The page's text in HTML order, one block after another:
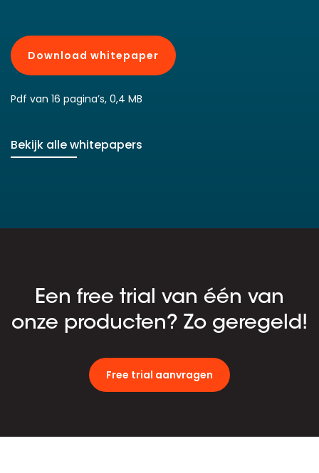
Download whitepaper
Pdf van 16 pagina’s, 0,4 MB
Bekijk alle whitepapers
Een free trial van één van
onze producten? Zo geregeld!
Free trial aanvragen